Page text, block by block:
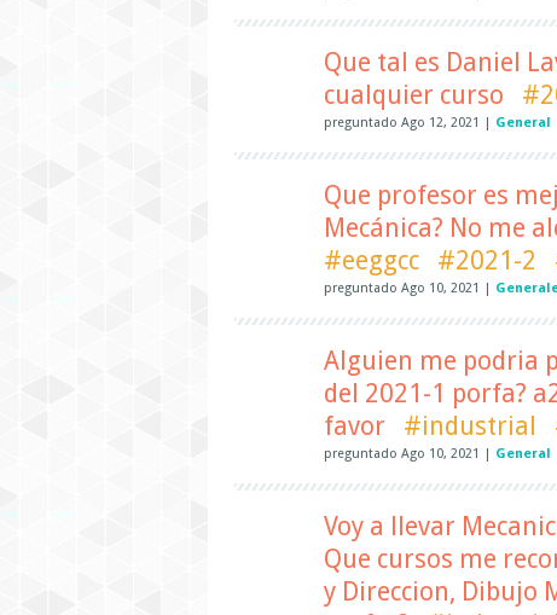
Que tal es Daniel
cualquier curso
preguntado Ago 12, 2021 General
Que profesor es
Mecánica? No me
#eeggcc
#2021-2
preguntado Ago 10, 2021
Alguien me podria
del 2021-1 porfa?
favor
#industrial
preguntado Ago 10, 2021 General
Voy a llevar
Que cursos me
y Direccion, Dibujo